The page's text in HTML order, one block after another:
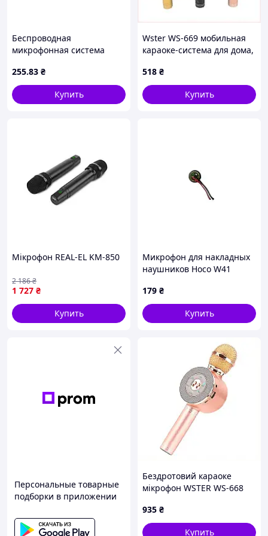
Беспроводная
микрофонная система
(Type-C) Black
255.83 ₴
Купить
Wster WS-669 мобильная
караоке-система для дома,
518 ₴
Купить
Мікрофон REAL-EL KM-850
1 727 ₴
2 186₴
Купить
Микрофон для накладных
наушников Hoco W41
(Восстановлен)
179 ₴
Купить
Персональные товарные
подборки в приложении
Бездротовий караоке
мікрофон WSTER WS-668
1H8M48463
935 ₴
Купить